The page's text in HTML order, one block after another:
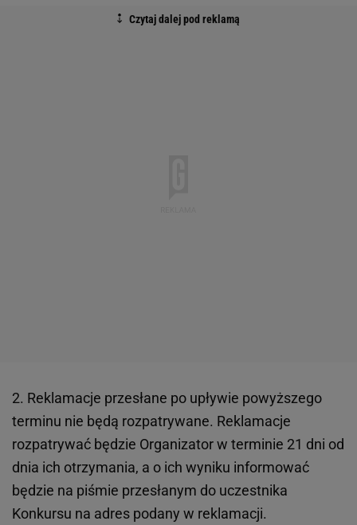
2. Reklamacje przesłane po upływie powyższego
terminu nie będą rozpatrywane. Reklamacje
rozpatrywać będzie Organizator w terminie 21 dni od
dnia ich otrzymania, a o ich wyniku informować
będzie na piśmie przesłanym do uczestnika
Konkursu na adres podany w reklamacji.